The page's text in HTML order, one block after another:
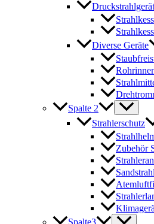
Diverse Geräte
Spalte 2
Strahlerschutz
Zubehör